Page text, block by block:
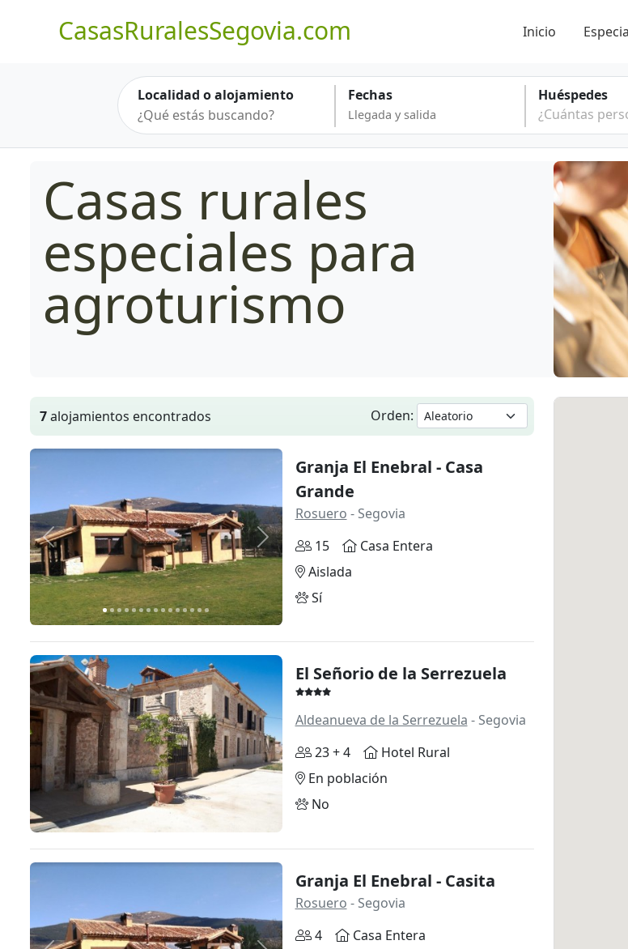
CasasRuralesSegovia.com Inicio
Localidad o alojamiento Fechas
Huéspedes
¿Cuántas
Casas rurales
especiales para
agroturismo
7alojamientos encontrados Orden:
Anterior Siguiente
Granja El Enebral - Casa
Grande
Rosuero - Segovia
15
Casa Entera
Aislada
Sí
El Señorio de la Serrezuela
Aldeanueva de la Serrezuela - Segovia
23 + 4
Hotel Rural
En población
No
Granja El Enebral - Casita
Rosuero - Segovia
4
Casa Entera